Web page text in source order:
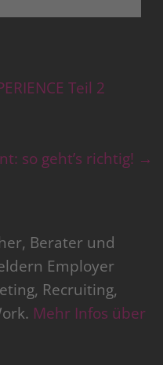
Teil 2
so geht’s richtig! →
Berater und
Employer
Recruiting,
Mehr Infos über